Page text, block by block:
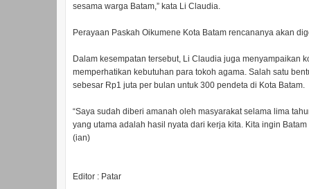
sesama warga Batam,” kata Li Claudia.
Perayaan Paskah Oikumene Kota Batam rencananya akan
Dalam kesempatan tersebut, Li Claudia juga menyampaikan
memperhatikan kebutuhan para tokoh agama. Salah satu
sebesar Rp1 juta per bulan untuk 300 pendeta di Kota Batam.
“Saya sudah diberi amanah oleh masyarakat selama lima
yang utama adalah hasil nyata dari kerja kita. Kita ingin
(ian)
Editor : Patar